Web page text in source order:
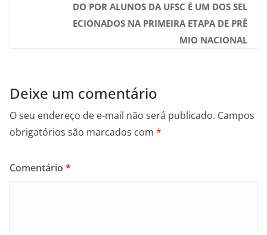
DO POR ALUNOS DA UFSC É UM DOS SEL
ECIONADOS NA PRIMEIRA ETAPA DE PRÊ
MIO NACIONAL
Deixe um comentário
O seu endereço de e-mail não será publicado. Campos
obrigatórios são marcados com *
Comentário *